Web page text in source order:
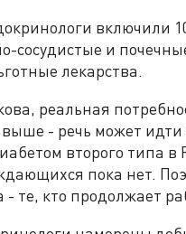
включили
сосудистые и
лекарства.
реальная
- речь может
второго типа
пока нет.
те, кто продолжает